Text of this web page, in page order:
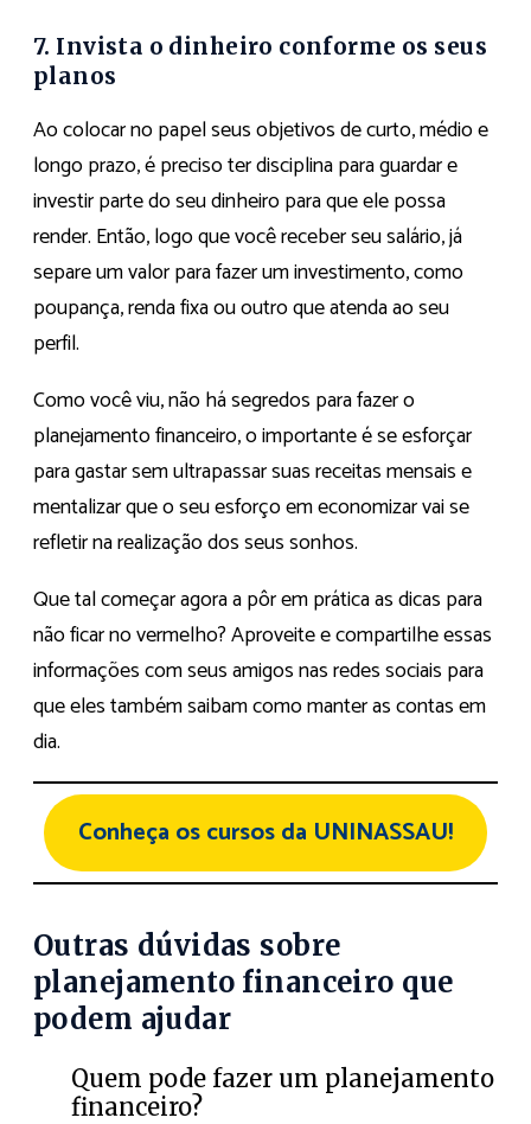
7. Invista o dinheiro conforme os seus
planos
Ao colocar no papel seus objetivos de curto, médio e
longo prazo, é preciso ter disciplina para guardar e
investir parte do seu dinheiro para que ele possa
render. Então, logo que você receber seu salário, já
separe um valor para fazer um investimento, como
poupança, renda fixa ou outro que atenda ao seu
perfil.
Como você viu, não há segredos para fazer o
planejamento financeiro, o importante é se esforçar
para gastar sem ultrapassar suas receitas mensais e
mentalizar que o seu esforço em economizar vai se
refletir na realização dos seus sonhos.
Que tal começar agora a pôr em prática as dicas para
não ficar no vermelho? Aproveite e compartilhe essas
informações com seus amigos nas redes sociais para
que eles também saibam como manter as contas em
dia.
Conheça os cursos da UNINASSAU!
Outras dúvidas sobre
planejamento financeiro que
podem ajudar
Quem pode fazer um planejamento
financeiro?